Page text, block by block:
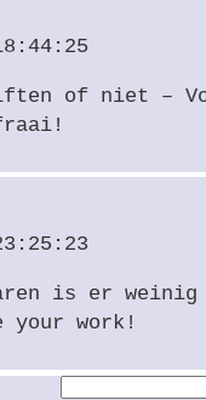
of niet –
is er weinig
work!